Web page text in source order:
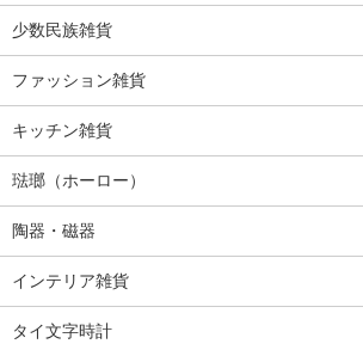
少数民族雑貨
ファッション雑貨
キッチン雑貨
琺瑯（ホーロー）
陶器・磁器
インテリア雑貨
タイ文字時計